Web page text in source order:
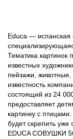
Educa — испанская
Тематика картинок
известных
пейзажи,
известность
состоящий из 24
предоставляет
картинку с
будет скрепить
EDUCA СОВУШКИ